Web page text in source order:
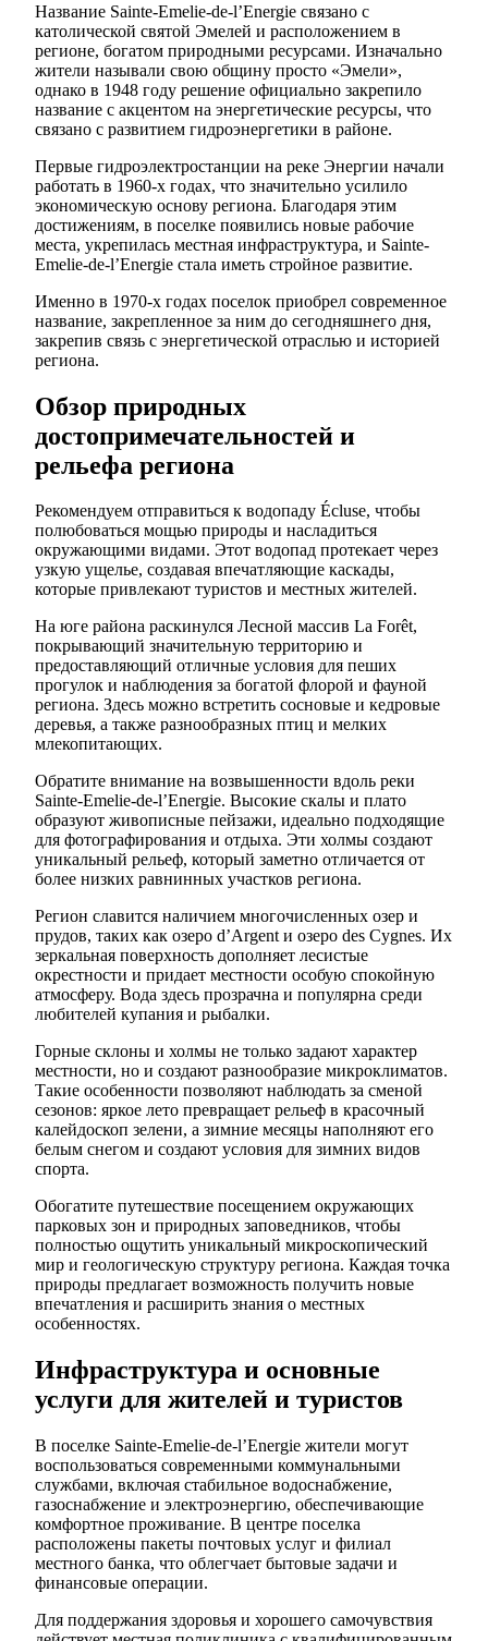
Название Sainte-Emelie-de-l’Energie связано с
католической святой Эмелей и расположением в
регионе, богатом природными ресурсами. Изначально
жители называли свою общину просто «Эмели»,
однако в 1948 году решение официально закрепило
название с акцентом на энергетические ресурсы, что
связано с развитием гидроэнергетики в районе.
Первые гидроэлектростанции на реке Энергии начали
работать в 1960-х годах, что значительно усилило
экономическую основу региона. Благодаря этим
достижениям, в поселке появились новые рабочие
места, укрепилась местная инфраструктура, и Sainte-
Emelie-de-l’Energie стала иметь стройное развитие.
Именно в 1970-х годах поселок приобрел современное
название, закрепленное за ним до сегодняшнего дня,
закрепив связь с энергетической отраслью и историей
региона.
Обзор природных
достопримечательностей и
рельефа региона
Рекомендуем отправиться к водопаду Écluse, чтобы
полюбоваться мощью природы и насладиться
окружающими видами. Этот водопад протекает через
узкую ущелье, создавая впечатляющие каскады,
которые привлекают туристов и местных жителей.
На юге района раскинулся Лесной массив La Forêt,
покрывающий значительную территорию и
предоставляющий отличные условия для пеших
прогулок и наблюдения за богатой флорой и фауной
региона. Здесь можно встретить сосновые и кедровые
деревья, а также разнообразных птиц и мелких
млекопитающих.
Обратите внимание на возвышенности вдоль реки
Sainte-Emelie-de-l’Energie. Высокие скалы и плато
образуют живописные пейзажи, идеально подходящие
для фотографирования и отдыха. Эти холмы создают
уникальный рельеф, который заметно отличается от
более низких равнинных участков региона.
Регион славится наличием многочисленных озер и
прудов, таких как озеро d’Argent и озеро des Cygnes. Их
зеркальная поверхность дополняет лесистые
окрестности и придает местности особую спокойную
атмосферу. Вода здесь прозрачна и популярна среди
любителей купания и рыбалки.
Горные склоны и холмы не только задают характер
местности, но и создают разнообразие микроклиматов.
Такие особенности позволяют наблюдать за сменой
сезонов: яркое лето превращает рельеф в красочный
калейдоскоп зелени, а зимние месяцы наполняют его
белым снегом и создают условия для зимних видов
спорта.
Обогатите путешествие посещением окружающих
парковых зон и природных заповедников, чтобы
полностью ощутить уникальный микроскопический
мир и геологическую структуру региона. Каждая точка
природы предлагает возможность получить новые
впечатления и расширить знания о местных
особенностях.
Инфраструктура и основные
услуги для жителей и туристов
В поселке Sainte-Emelie-de-l’Energie жители могут
воспользоваться современными коммунальными
службами, включая стабильное водоснабжение,
газоснабжение и электроэнергию, обеспечивающие
комфортное проживание. В центре поселка
расположены пакеты почтовых услуг и филиал
местного банка, что облегчает бытовые задачи и
финансовые операции.
Для поддержания здоровья и хорошего самочувствия